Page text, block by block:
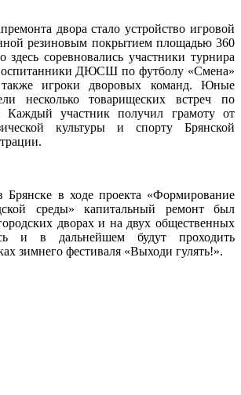
двора стало устройство игровой
резиновым покрытием площадью 360
соревновались участники турнира
ДЮСШ по футболу «Смена»
игроки дворовых команд. Юные
несколько товарищеских встреч по
Каждый участник получил грамоту от
культуры и спорту Брянской
в ходе проекта «Формирование
среды» капитальный ремонт был
дворах и на двух общественных
и в дальнейшем будут проходить
зимнего фестиваля «Выходи гулять!».